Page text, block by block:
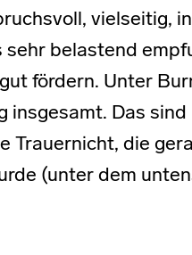
vielseitig,
sehr belastend
fördern. Unter
Das
Trauernicht, die
(unter dem